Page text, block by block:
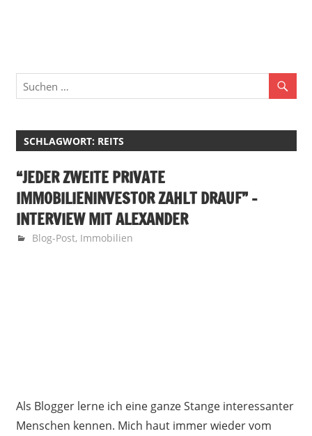
Familie
·
·
Leben
SCHLAGWORT: REITS
“JEDER ZWEITE PRIVATE
IMMOBILIENINVESTOR ZAHLT DRAUF” –
INTERVIEW MIT ALEXANDER
5. August 2018
Finanzglück
Blog-Post, Immobilien
Als Blogger lerne ich eine ganze Stange interessanter
Menschen kennen. Mich haut immer wieder vom